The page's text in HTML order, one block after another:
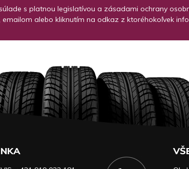
s platnou legislatívou a zásadami ochrany
alebo kliknutím na odkaz z ktoréhokoľvek